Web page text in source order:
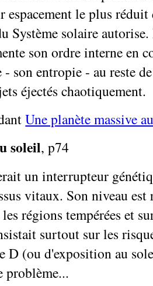
espacement le plus
Système solaire autorise.
son ordre interne en
- son entropie - au reste
éjectés chaotiquement.
Une planète massive
soleil, p74
un interrupteur
vitaux. Son niveau
régions tempérées et
surtout sur les
D (ou d'exposition au
problème...